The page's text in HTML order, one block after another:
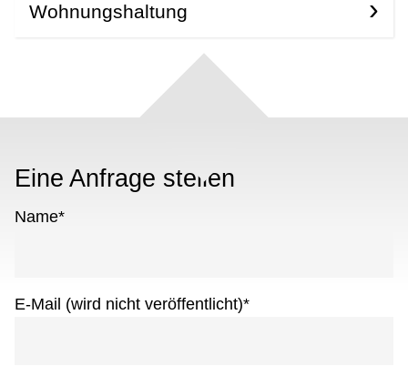
Wohnungshaltung
Eine Anfrage stellen
Name*
E-Mail (wird nicht veröffentlicht)*